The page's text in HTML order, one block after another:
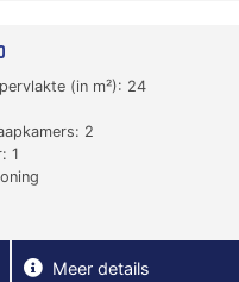
(in m²): 24
2
1
Meer details